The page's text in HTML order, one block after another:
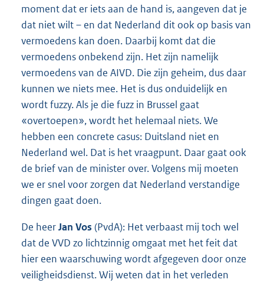
moment dat er iets aan de hand is, aangeven dat je
dat niet wilt – en dat Nederland dit ook op basis van
vermoedens kan doen. Daarbij komt dat die
vermoedens onbekend zijn. Het zijn namelijk
vermoedens van de AIVD. Die zijn geheim, dus daar
kunnen we niets mee. Het is dus onduidelijk en
wordt fuzzy. Als je die fuzz in Brussel gaat
«overtoepen», wordt het helemaal niets. We
hebben een concrete casus: Duitsland niet en
Nederland wel. Dat is het vraagpunt. Daar gaat ook
de brief van de minister over. Volgens mij moeten
we er snel voor zorgen dat Nederland verstandige
dingen gaat doen.
De heerJan Vos (PvdA): Het verbaast mij toch wel
dat de VVD zo lichtzinnig omgaat met het feit dat
hier een waarschuwing wordt afgegeven door onze
veiligheidsdienst. Wij weten dat in het verleden